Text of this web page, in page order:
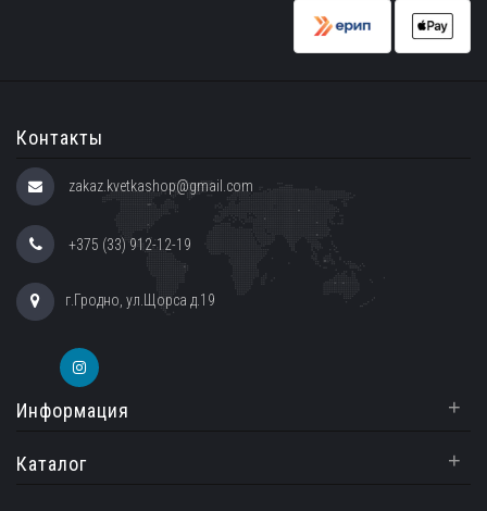
Контакты
zakaz.kvetkashop@gmail.com
+375 (33) 912-12-19
г.Гродно, ул.Щорса д.19
Информация +
Каталог +